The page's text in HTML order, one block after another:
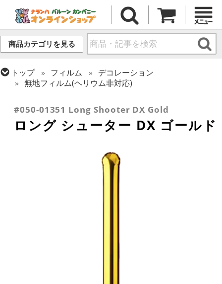
商品カテゴリを見る
トップ フィルム
デコレーション
無地フィルム(ヘリウム非対応)
#050-01351 Long Shooter DX Gold
ロング シューター DX ゴールド